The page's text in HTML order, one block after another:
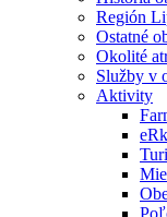
Región
Ostatné
Okolité
Služby v
Aktivity